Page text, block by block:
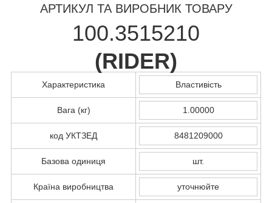
АРТИКУЛ ТА ВИРОБНИК ТОВАРУ
100.3515210
(RIDER)
Характеристика Властивість
Вага (кг) 1.00000
код УКТЗЕД 8481209000
Базова одиниця шт.
Країна виробництва уточнюйте